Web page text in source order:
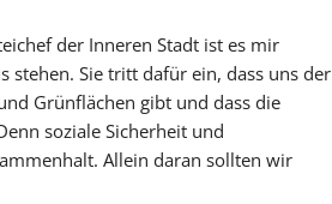
der Inneren Stadt ist es mir
stehen. Sie tritt dafür ein, dass uns der
Grünflächen gibt und dass die
soziale Sicherheit und
Allein daran sollten wir